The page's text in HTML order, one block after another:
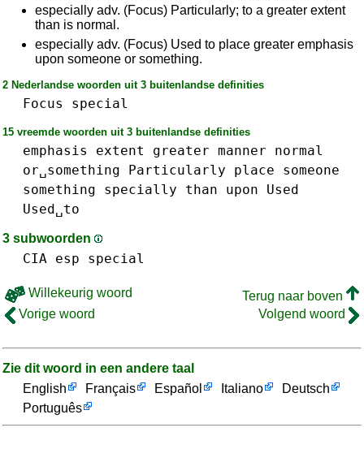
especially adv. (Focus) Particularly; to a greater extent
than is normal.
especially adv. (Focus) Used to place greater emphasis
upon someone or something.
2 Nederlandse woorden uit 3 buitenlandse definities
Focus special
15 vreemde woorden uit 3 buitenlandse definities
emphasis extent greater manner
normal
or␣something
Particularly place
someone
something
specially than upon
Used
Used␣to
3 subwoorden
CIA esp special
Willekeurig woord
Terug naar boven
Vorige woord
Volgend woord
Zie dit woord in een andere taal
English
Français Español Italiano
Deutsch
Português